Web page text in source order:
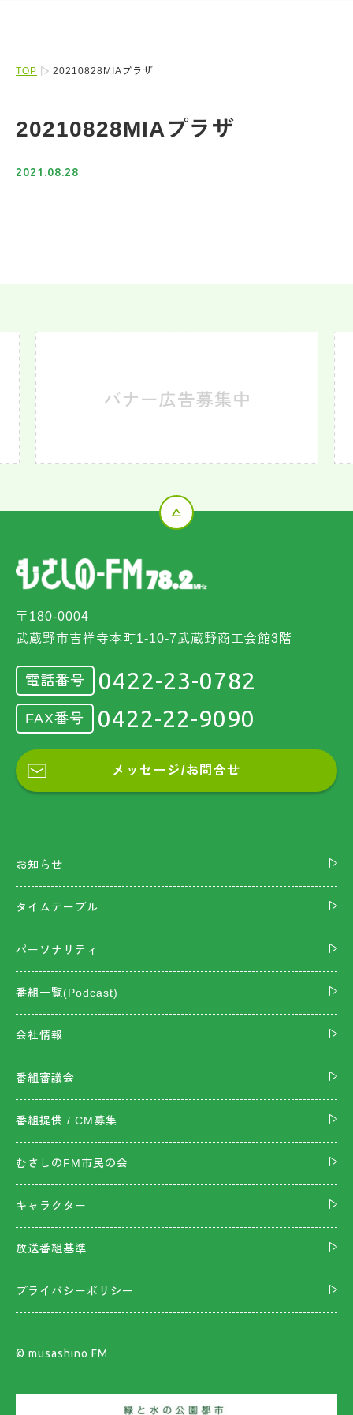
TOP 20210828MIAプラザ
20210828MIAプラザ
2021.08.28
〒180-0004
武蔵野市吉祥寺本町1-10-7武蔵野商工会館3階
電話番号 0422-23-0782
FAX番号 0422-22-9090
メッセージ/お問合せ
お知らせ
タイムテーブル
パーソナリティ
番組一覧(Podcast)
会社情報
番組審議会
番組提供 / CM募集
むさしのFM市民の会
キャラクター
放送番組基準
プライバシーポリシー
©︎ musashino FM